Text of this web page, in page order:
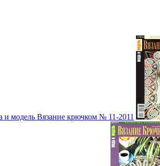
и модель Вязание крючком № 11-2011